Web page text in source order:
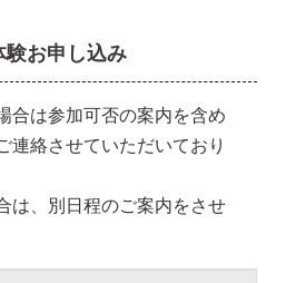
験お申し込み
合は参加可否の案内を含め
連絡させていただいており
は、別日程のご案内をさせ